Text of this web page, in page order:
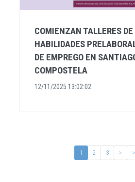
COMIENZAN TALLERES DE
HABILIDADES
DE EMPREGO EN
COMPOSTELA
12/11/2025 13:02:02
1 2 3 >